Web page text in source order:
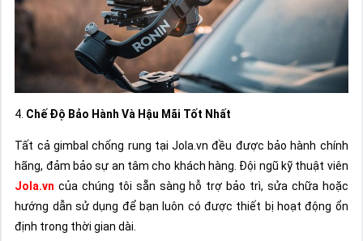
4. Chế Độ Bảo Hành Và Hậu Mãi Tốt Nhất
Tất cả gimbal chống rung tại Jola.vn đều được bảo hành chính
hãng, đảm bảo sự an tâm cho khách hàng. Đội ngũ kỹ thuật viên
Jola.vn của chúng tôi sẵn sàng hỗ trợ bảo trì, sửa chữa hoặc
hướng dẫn sử dụng để bạn luôn có được thiết bị hoạt động ổn
định trong thời gian dài.